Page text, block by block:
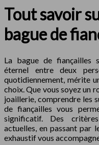
Tout savoir
bague de
La bague de fiançailles
éternel entre deux
quotidiennement, mérite
choix. Que vous soyez un
joaillerie, comprendre les
de fiançailles vous
significatif. Des
actuelles, en passant par
exhaustif vous